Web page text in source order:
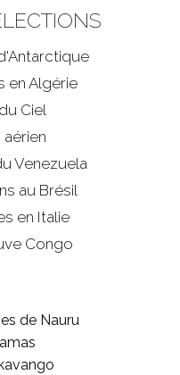
Antarctique
en Algérie
Ciel
Venezuela
au Brésil
en Italie
Congo
de Nauru